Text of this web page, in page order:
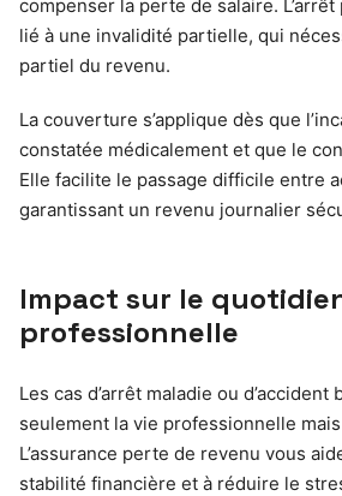
compenser la perte de salaire.
lié à une invalidité partielle, qui
partiel du revenu.
La couverture s’applique dès que
constatée médicalement et que le
Elle facilite le passage difficile entre
garantissant un revenu journalier
Impact sur le
professionnelle
Les cas d’arrêt maladie ou
seulement la vie professionnelle
L’assurance perte de revenu vous
stabilité financière et à réduire le